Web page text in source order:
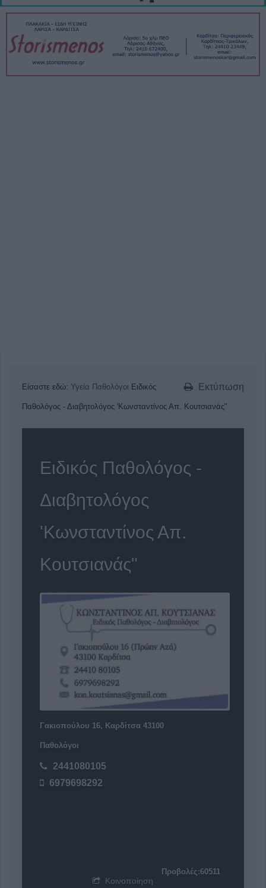
Εκτύπωση
Είσαστε εδώ: Υγεία Παθολόγοι Ειδικός
Παθολόγος - Διαβητολόγος 'Κωνσταντίνος Απ. Κουτσιανάς"
Ειδικός Παθολόγος -
Διαβητολόγος
'Κωνσταντίνος Απ.
Κουτσιανάς"
Γακιοπούλου 16, Καρδίτσα 43100
Παθολόγοι
2441080105
6979698292
Προβολές:60511
Κοινοποίηση